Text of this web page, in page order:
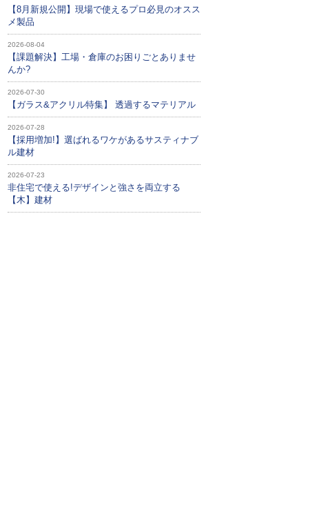
【8月新規公開】現場で使えるプロ必見のオスス
メ製品
2026-08-04
【課題解決】工場・倉庫のお困りごとありませ
んか?
2026-07-30
【ガラス&アクリル特集】 透過するマテリアル
2026-07-28
【採用増加!】選ばれるワケがあるサスティナブ
ル建材
2026-07-23
非住宅で使える!デザインと強さを両立する
【木】建材